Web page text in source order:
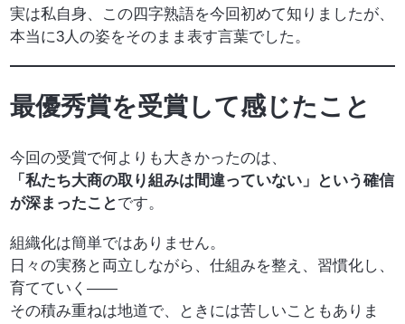
実は私自身、この四字熟語を今回初めて知りましたが、
本当に3人の姿をそのまま表す言葉でした。
最優秀賞を受賞して感じたこと
今回の受賞で何よりも大きかったのは、
「私たち大商の取り組みは間違っていない」という確信
が深まったこと です。
組織化は簡単ではありません。
日々の実務と両立しながら、仕組みを整え、習慣化し、
育てていく——
その積み重ねは地道で、ときには苦しいこともありま